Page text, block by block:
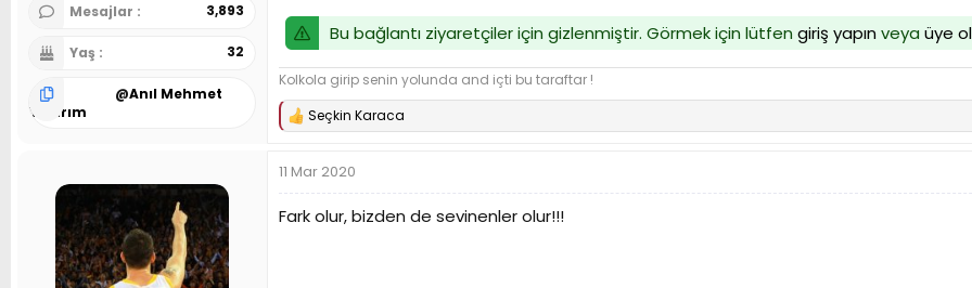
Mesajlar 3,893
Yaş 32
@Anıl Mehmet
Yıldırım
Bu bağlantı ziyaretçiler için gizlenmiştir. Görmek için lütfen giriş yapınveya üye
Kolkola girip senin yolunda and içti bu taraftar !
T
k
i
e
Seçkin Karaca
11 Mar 2020
Fark olur, bizden de sevinenler olur!!!